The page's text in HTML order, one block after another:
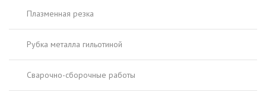
Плазменная резка
Рубка металла гильотиной
Сварочно-сборочные работы